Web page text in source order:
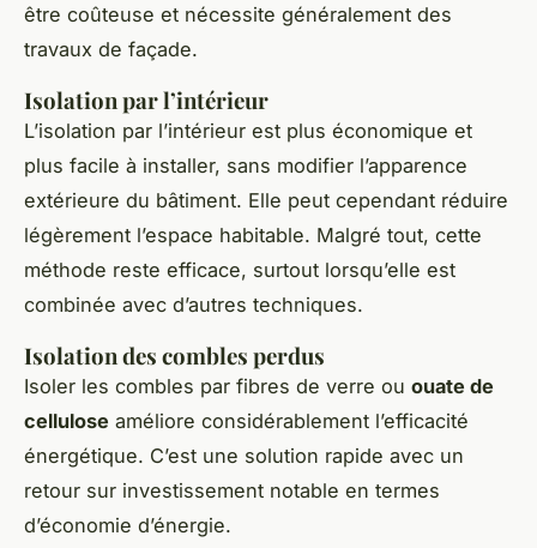
être coûteuse et nécessite généralement des
travaux de façade.
Isolation par l’intérieur
L’isolation par l’intérieur est plus économique et
plus facile à installer, sans modifier l’apparence
extérieure du bâtiment. Elle peut cependant réduire
légèrement l’espace habitable. Malgré tout, cette
méthode reste efficace, surtout lorsqu’elle est
combinée avec d’autres techniques.
Isolation des combles perdus
Isoler les combles par fibres de verre ou ouate de
cellulose améliore considérablement l’efficacité
énergétique. C’est une solution rapide avec un
retour sur investissement notable en termes
d’économie d’énergie.